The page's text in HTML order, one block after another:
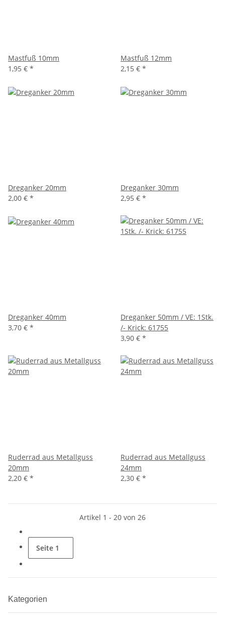
Mastfuß 10mm
1,95 € *
Mastfuß 12mm
2,15 € *
Dreganker 20mm
2,00 € *
Dreganker 30mm
2,95 € *
Dreganker 40mm
3,70 € *
Dreganker 50mm / VE: 1Stk.
/- Krick: 61755
3,90 € *
Ruderrad aus Metallguss
20mm
2,20 € *
Ruderrad aus Metallguss
24mm
2,30 € *
Artikel 1 - 20 von 26
Seite 1
Kategorien